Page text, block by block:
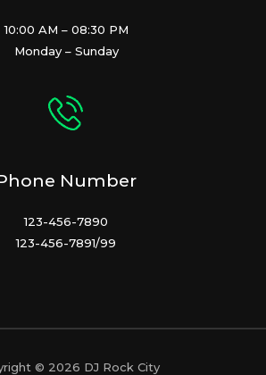
10:00 AM – 08:30 PM
Monday – Sunday
Number
123-456-7890
123-456-7891/99
© 2026 DJ Rock City